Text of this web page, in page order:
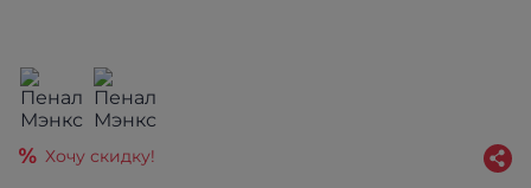
Хочу скидку!